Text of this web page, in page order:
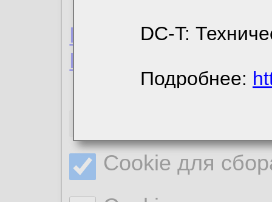
DC-T:
Подробнее:
Пользовательское
Политика
Cookie для